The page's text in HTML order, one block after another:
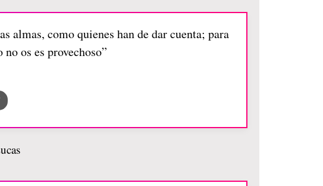
almas, como quienes han de dar cuenta; para
os es provechoso”